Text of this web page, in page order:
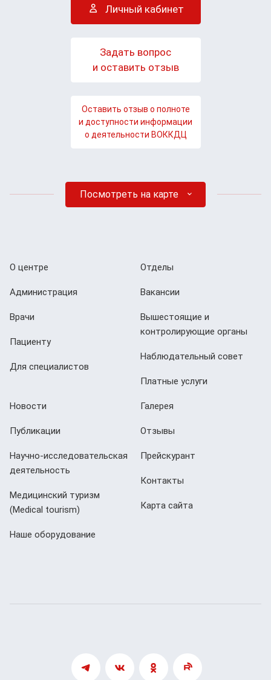
Личный кабинет
Задать вопрос
и оставить отзыв
Оставить отзыв о полноте
и доступности информации
о деятельности ВОККДЦ
Посмотреть на карте
О центре
Администрация
Врачи
Пациенту
Для специалистов
Отделы
Вакансии
Вышестоящие и
контролирующие органы
Наблюдательный совет
Платные услуги
Новости
Публикации
Научно-исследовательская
деятельность
Медицинский туризм
(Мedical tourism)
Наше оборудование
Галерея
Отзывы
Прейскурант
Контакты
Карта сайта